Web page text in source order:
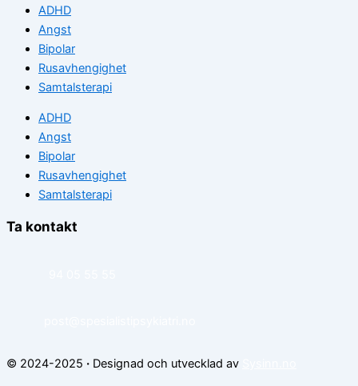
ADHD
Angst
Bipolar
Rusavhengighet
Samtalsterapi
ADHD
Angst
Bipolar
Rusavhengighet
Samtalsterapi
Ta kontakt
© 2024-2025 · Designad och utvecklad av